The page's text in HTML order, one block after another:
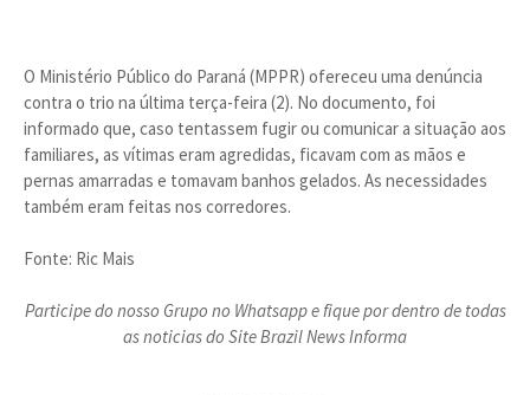
O Ministério Público do Paraná (MPPR) ofereceu uma denúncia
contra o trio na última terça-feira (2). No documento, foi
informado que, caso tentassem fugir ou comunicar a situação aos
familiares, as vítimas eram agredidas, ficavam com as mãos e
pernas amarradas e tomavam banhos gelados. As necessidades
também eram feitas nos corredores.
Fonte: Ric Mais
Participe do nosso Grupo no Whatsapp e fique por dentro de todas
as noticias do Site Brazil News Informa